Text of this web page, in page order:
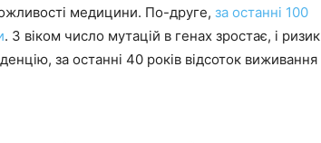
медицини. По-друге, за останні 100
. З віком число мутацій в генах зростає, і ризик
за останні 40 років відсоток виживання